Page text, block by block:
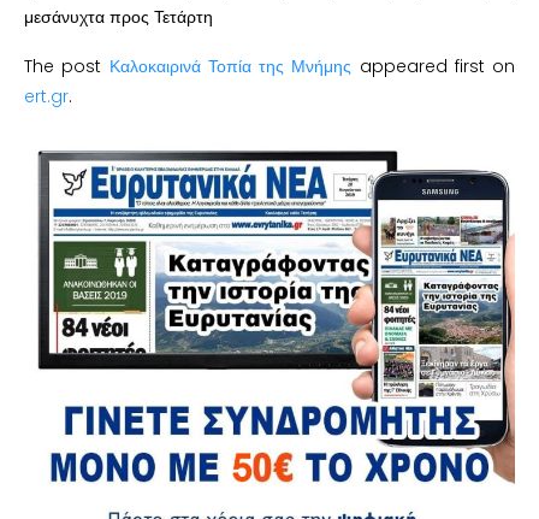
μεσάνυχτα προς Τετάρτη
The post Καλοκαιρινά Τοπία της Μνήμης appeared first on
ert.gr.